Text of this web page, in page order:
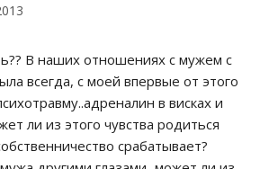
В наших отношениях с мужем с
всегда, с моей впервые от этого
в висках и
ли из этого чувства родиться
срабатывает?